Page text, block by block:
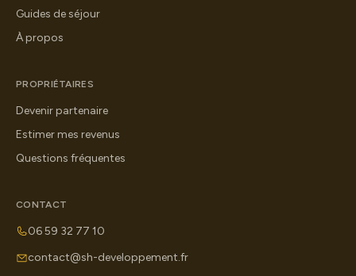
Guides de séjour
À propos
PROPRIÉTAIRES
Devenir partenaire
Estimer mes revenus
Questions fréquentes
CONTACT
06 59 32 77 10
contact@sh-developpement.fr